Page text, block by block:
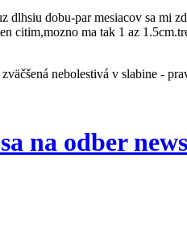
dlhsiu dobu-par mesiacov sa mi
citim,mozno ma tak 1 az
nebolestivá v slabine -
na odber